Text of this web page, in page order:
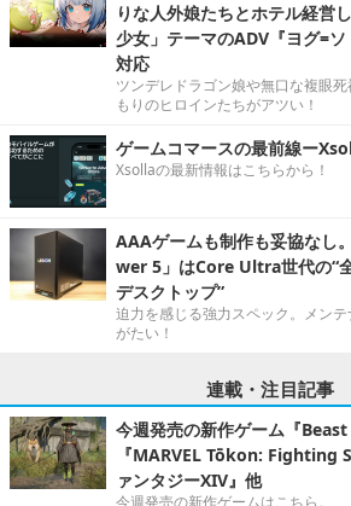
りな人外娘たちとホテル経営
少女」テーマのADV『ヨグ=
対応
ツンデレドラゴン娘や無口な複眼
もりのヒロインたちがアツい！
ゲームコマースの最前線ー
Xsollaの最新情報はこちらから！
AAAゲームも制作も妥協なし
wer 5」はCore Ultra世代の“
デスクトップ”
迫力を感じる強力スペック。メン
がたい！
連載・注目記事
今週発売の新作ゲーム『
『MARVEL Tōkon: Fighting
ァンタジーXIV』他
今週発売の新作ゲームはこちら。